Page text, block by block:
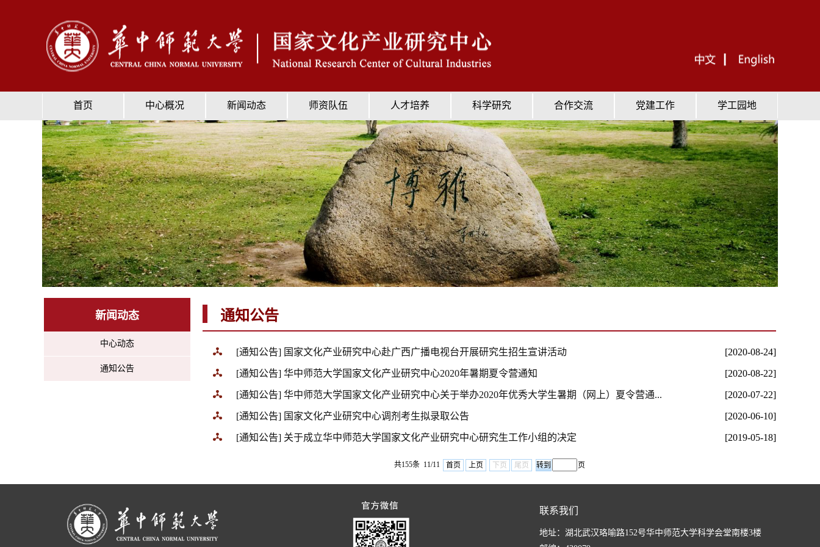
首页 中心概况 新闻动态 师资队伍 人才培养 科学研究 合作交流 党建工作 学工园地
新闻动态
中心动态
通知公告
通知公告
[通知公告] 国家文化产业研究中心赴广西广播电视台开展研究生招生宣讲活动 [2020-08-24]
[通知公告] 华中师范大学国家文化产业研究中心2020年暑期夏令营通知 [2020-08-22]
[通知公告] 华中师范大学国家文化产业研究中心关于举办2020年优秀大学生暑期（网上）夏令营通... [2020-07-22]
[通知公告] 国家文化产业研究中心调剂考生拟录取公告 [2020-06-10]
[通知公告] 关于成立华中师范大学国家文化产业研究中心研究生工作小组的决定 [2019-05-18]
共155条 11/11 首页 上页 下页 尾页 页
联系我们
地址：湖北武汉珞喻路152号华中师范大学科学会堂南楼3楼